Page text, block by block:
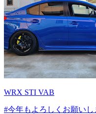
WRX STI VAB
#今年もよろしくお願いし